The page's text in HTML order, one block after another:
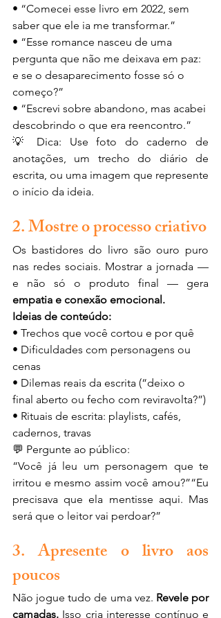
• “Comecei esse livro em 2022, sem
saber que ele ia me transformar.”
• “Esse romance nasceu de uma
pergunta que não me deixava em paz:
e se o desaparecimento fosse só o
começo?”
• “Escrevi sobre abandono, mas acabei
descobrindo o que era reencontro.”
💡 Dica: Use foto do caderno de
anotações, um trecho do diário de
escrita, ou uma imagem que represente
o início da ideia.
2. Mostre o processo criativo
Os bastidores do livro são ouro puro
nas redes sociais. Mostrar a jornada —
empatia e conexão emocional.
Ideias de conteúdo:
• Trechos que você cortou e por quê
• Dificuldades com personagens ou
cenas
• Dilemas reais da escrita (“deixo o
final aberto ou fecho com reviravolta?”)
• Rituais de escrita: playlists, cafés,
cadernos, travas
💬 Pergunte ao público:
“Você já leu um personagem que te
irritou e mesmo assim você amou?”“Eu
precisava que ela mentisse aqui. Mas
será que o leitor vai perdoar?”
3. Apresente o livro aos
poucos
Não jogue tudo de uma vez. Revele por
camadas. Isso cria interesse contínuo e